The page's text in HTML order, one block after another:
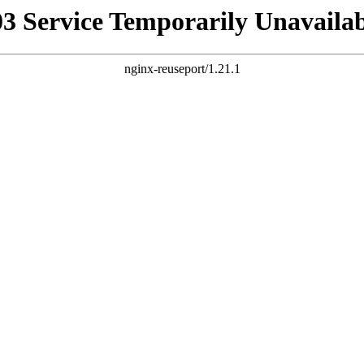
Service Temporarily
nginx-reuseport/1.21.1